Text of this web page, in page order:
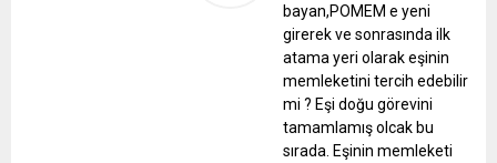
bayan,POMEM e yeni
girerek ve sonrasında ilk
atama yeri olarak eşinin
memleketini tercih edebilir
mi ? Eşi doğu görevini
tamamlamış olcak bu
sırada. Eşinin memleketi